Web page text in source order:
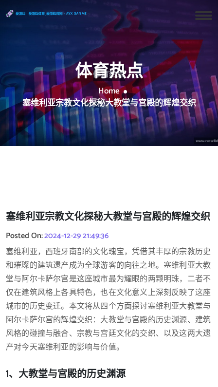
体育热点
Home
塞维利亚宗教文化探秘大教堂与宫殿的辉煌交织
塞维利亚宗教文化探秘大教堂与宫殿的辉煌交织
Posted On:2024-12-29 21:49:36
塞维利亚，西班牙南部的文化瑰宝，凭借其丰厚的宗教历史
和璀璨的建筑遗产成为全球游客的向往之地。塞维利亚大教
堂与阿尔卡萨尔宫是这座城市最为耀眼的两颗明珠，二者不
仅在建筑风格上各具特色，也在文化意义上深刻反映了这座
城市的历史变迁。本文将从四个方面探讨塞维利亚大教堂与
阿尔卡萨尔宫的辉煌交织：大教堂与宫殿的历史渊源、建筑
风格的碰撞与融合、宗教与宫廷文化的交织、以及这两大遗
产对今天塞维利亚的影响与价值。
1、大教堂与宫殿的历史渊源